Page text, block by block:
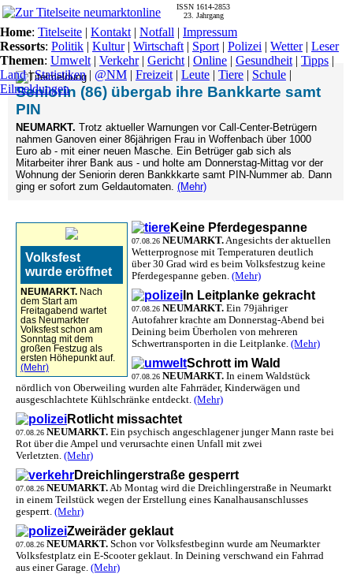
Seniorin (86) übergab ihre Bankkarte samt
PIN
NEUMARKT. Trotz aktueller Warnungen vor Call-Center-Betrügern
nahmen Ganoven einer 86jährigen Frau in Woffenbach über 1000
Euro ab - mit einer neuen Masche. Ein Betrüger gab sich als
Mitarbeiter ihrer Bank aus - und holte am Donnerstag-Mittag vor der
Wohnung der Seniorin deren Bankkkarte samt PIN-Nummer ab. Dann
ging er sofort zum Geldautomaten. (Mehr)
Volksfest
wurde eröffnet
NEUMARKT. Nach
dem Start am
Freitagabend wartet
das Neumarkter
Volksfest schon am
Sonntag mit dem
großen Festzug als
ersten Höhepunkt auf.
(Mehr)
Keine Pferdegespanne
07.08.26 NEUMARKT.Angesichts der aktuellen
Wetterprognose mit Temperaturen deutlich
über 30 Grad wird es beim Volksfestzug keine
Pferdegespanne geben. (Mehr)
In Leitplanke gekracht
07.08.26 NEUMARKT. Ein 79jähriger
Autofahrer krachte am Donnerstag-Abend bei
Deining beim Überholen von mehreren
Schwertransporten in die Leitplanke. (Mehr)
Schrott im Wald
07.08.26 NEUMARKT. In einem Waldstück
nördlich von Oberweiling wurden alte Fahrräder, Kinderwägen und
ausgeschlachtete Kühlschränke entdeckt. (Mehr)
Rotlicht missachtet
07.08.26 NEUMARKT. Ein psychisch angeschlagener junger Mann raste bei
Rot über die Ampel und verursachte einen Unfall mit zwei
Verletzten. (Mehr)
Dreichlingerstraße gesperrt
07.08.26 NEUMARKT.Ab Montag wird die Dreichlingerstraße in Neumarkt
in einem Teilstück wegen der Erstellung eines Kanalhausanschlusses
gesperrt. (Mehr)
Zweiräder geklaut
07.08.26 NEUMARKT. Schon vor Volksfestbeginn wurde am Neumarkter
Volksfestplatz ein E-Scooter geklaut. In Deining verschwand ein Fahrrad
aus einer Garage. (Mehr)
ISSN 1614-2853
23. Jahrgang
Home: Titelseite | Kontakt | Notfall | Impressum
Ressorts: Politik | Kultur| Wirtschaft | Sport | Polizei | Wetter| Leser
Themen: Umwelt | Verkehr| Gericht | Online | Gesundheit | Tipps |
Land|Statistiken| @NM | Freizeit | Leute | Tiere | Schule |
Eilmeldungen